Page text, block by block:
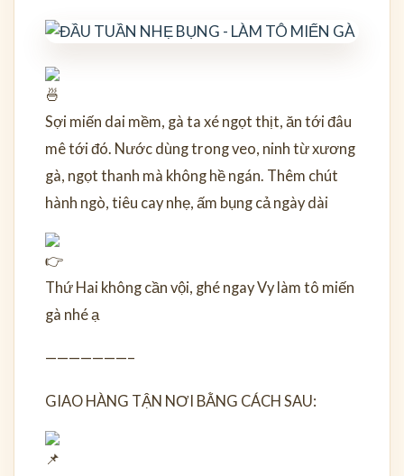
Sợi miến dai mềm, gà ta xé ngọt thịt, ăn tới đâu
mê tới đó. Nước dùng trong veo, ninh từ xương
gà, ngọt thanh mà không hề ngán. Thêm chút
hành ngò, tiêu cay nhẹ, ấm bụng cả ngày dài
Thứ Hai không cần vội, ghé ngay Vy làm tô miến
gà nhé ạ
———————–
GIAO HÀNG TẬN NƠI BẰNG CÁCH SAU: